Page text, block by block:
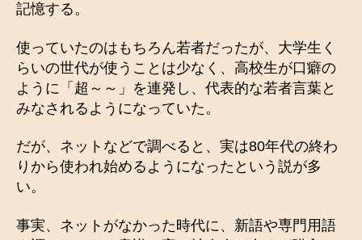
記憶する。
使っていたのはもちろん若者だったが、大学生く
らいの世代が使うことは少なく、高校生が口癖の
ように「超～～」を連発し、代表的な若者言葉と
みなされるようになっていた。
だが、ネットなどで調べると、実は80年代の終わ
りから使われ始めるようになったという説が多
い。
事実、ネットがなかった時代に、新語や専門用語